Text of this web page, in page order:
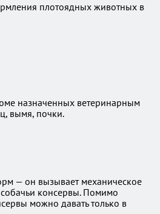
плотоядных животных в
назначенных ветеринарным
вымя, почки.
— он вызывает механическое
консервы. Помимо
можно давать только в